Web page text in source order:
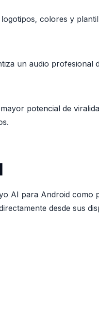
colores y
un audio profesional
potencial de
AI para Android como
desde sus